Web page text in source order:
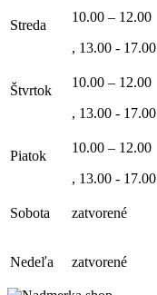
Streda
10.00 – 12.00
, 13.00 - 17.00
Štvrtok
10.00 – 12.00
, 13.00 - 17.00
Piatok
10.00 – 12.00
, 13.00 - 17.00
Sobota zatvorené
Nedeľa zatvorené